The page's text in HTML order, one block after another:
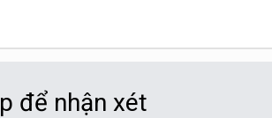
để nhận xét